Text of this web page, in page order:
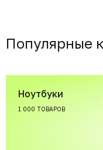
Популярные
Ноутбуки
1 000 ТОВАРОВ